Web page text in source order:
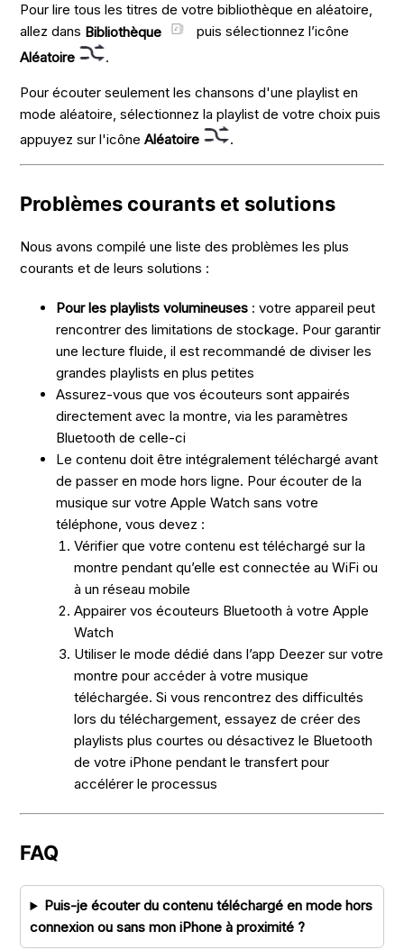
Pour lire tous les titres de votre bibliothèque en aléatoire,
allez dans Bibliothèque
puis sélectionnez l’icône
Aléatoire
.
Pour écouter seulement les chansons d'une playlist en
mode aléatoire, sélectionnez la playlist de votre choix puis
appuyez sur l'icôneAléatoire .
Problèmes courants et solutions
Nous avons compilé une liste des problèmes les plus
courants et de leurs solutions :
Pour les playlists volumineuses : votre appareil peut
rencontrer des limitations de stockage. Pour garantir
une lecture fluide, il est recommandé de diviser les
grandes playlists en plus petites
Assurez-vous que vos écouteurs sont appairés
directement avec la montre, via les paramètres
Bluetooth de celle-ci
Le contenu doit être intégralement téléchargé avant
de passer en mode hors ligne. Pour écouter de la
musique sur votre Apple Watch sans votre
téléphone, vous devez :
Vérifier que votre contenu est téléchargé sur la
montre pendant qu’elle est connectée au WiFi ou
à un réseau mobile
Appairer vos écouteurs Bluetooth à votre Apple
Watch
Utiliser le mode dédié dans l’app Deezer sur votre
montre pour accéder à votre musique
téléchargée. Si vous rencontrez des difficultés
lors du téléchargement, essayez de créer des
playlists plus courtes ou désactivez le Bluetooth
de votre iPhone pendant le transfert pour
accélérer le processus
FAQ
Puis-je écouter du contenu téléchargé en mode hors
connexion ou sans mon iPhone à proximité ?